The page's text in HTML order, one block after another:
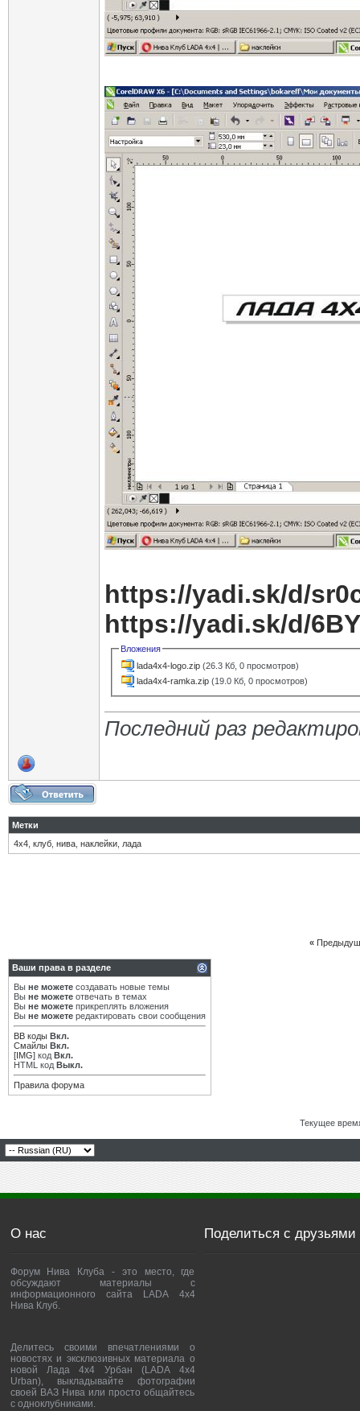
https://yadi.sk/d/
https://yadi.sk/d/
Вложения
lada4x4-logo.zip (26.3 Кб, 0 просмотров)
lada4x4-ramka.zip (19.0 Кб, 0 просмотров)
Последний раз
Метки
4х4 клуб нива наклейки лада
«
Ваши права в разделе
Вы не можете создавать новые темы
Вы не можете отвечать в темах
Вы не можете прикреплять вложения
Вы не можете редактировать свои сообщения
BB коды Вкл.
Смайлы Вкл.
[IMG] код Вкл.
HTML код Выкл.
Правила форума
Текущее
О нас
Форум Нива Клуба - это место, где
обсуждают материалы с
информационного сайта LADA 4x4
Нива Клуб.
Делитесь своими впечатлениями о
новостях и эксклюзивных материала о
новой Лада 4х4 Урбан (LADA 4x4
Urban), выкладывайте фотографии
своей ВАЗ Нива или просто общайтесь
с одноклубниками.
Поделиться с друзьями